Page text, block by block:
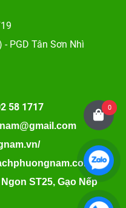
PGD Tân Sơn Nhì
58 1717
ST25, Gạo Nếp
0